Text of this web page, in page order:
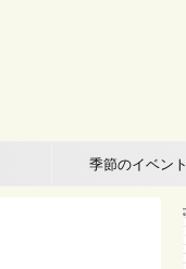
季節のイベント